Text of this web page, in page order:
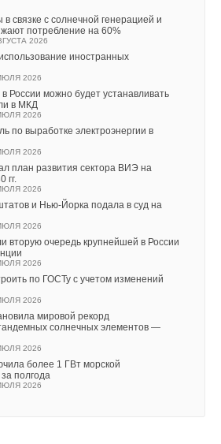
связке с солнечной генерацией и
потребление на 60%
2026
иностранных
2026
России можно будет устанавливать
в МКД
2026
по выработке электроэнергии в
2026
план развития сектора ВИЭ на
гг.
2026
и Нью-Йорка подала в суд на
2026
вторую очередь крупнейшей в России
2026
по ГОСТу с учетом изменений
2026
мировой рекорд
солнечных элементов —
2026
более 1 ГВт морской
полгода
2026
2026
гигафабрику литий-ионных батарей
2026
второй владелец отказывается от
2026
стран к энергопереходу
2026
и энергоемкие аккумуляторы
2026
до 78% потребностей в литии за
2026
в мире сделка по поставке
2026
электротранспорта и ВИЭ
2026
для электромобилей на солнечных
2026
анонсируют всё новые
2026
мощностью 1,5 МВт
иностранных
2026
России можно будет устанавливать
в МКД
2026
LG прошёл валидацию NVIDIA для
2026
по выработке электроэнергии в
2026
план развития сектора ВИЭ на
гг.
2026
вторую очередь крупнейшей в России
2026
мировой рекорд
солнечных элементов —
2026
более 1 ГВт морской
полгода
2026